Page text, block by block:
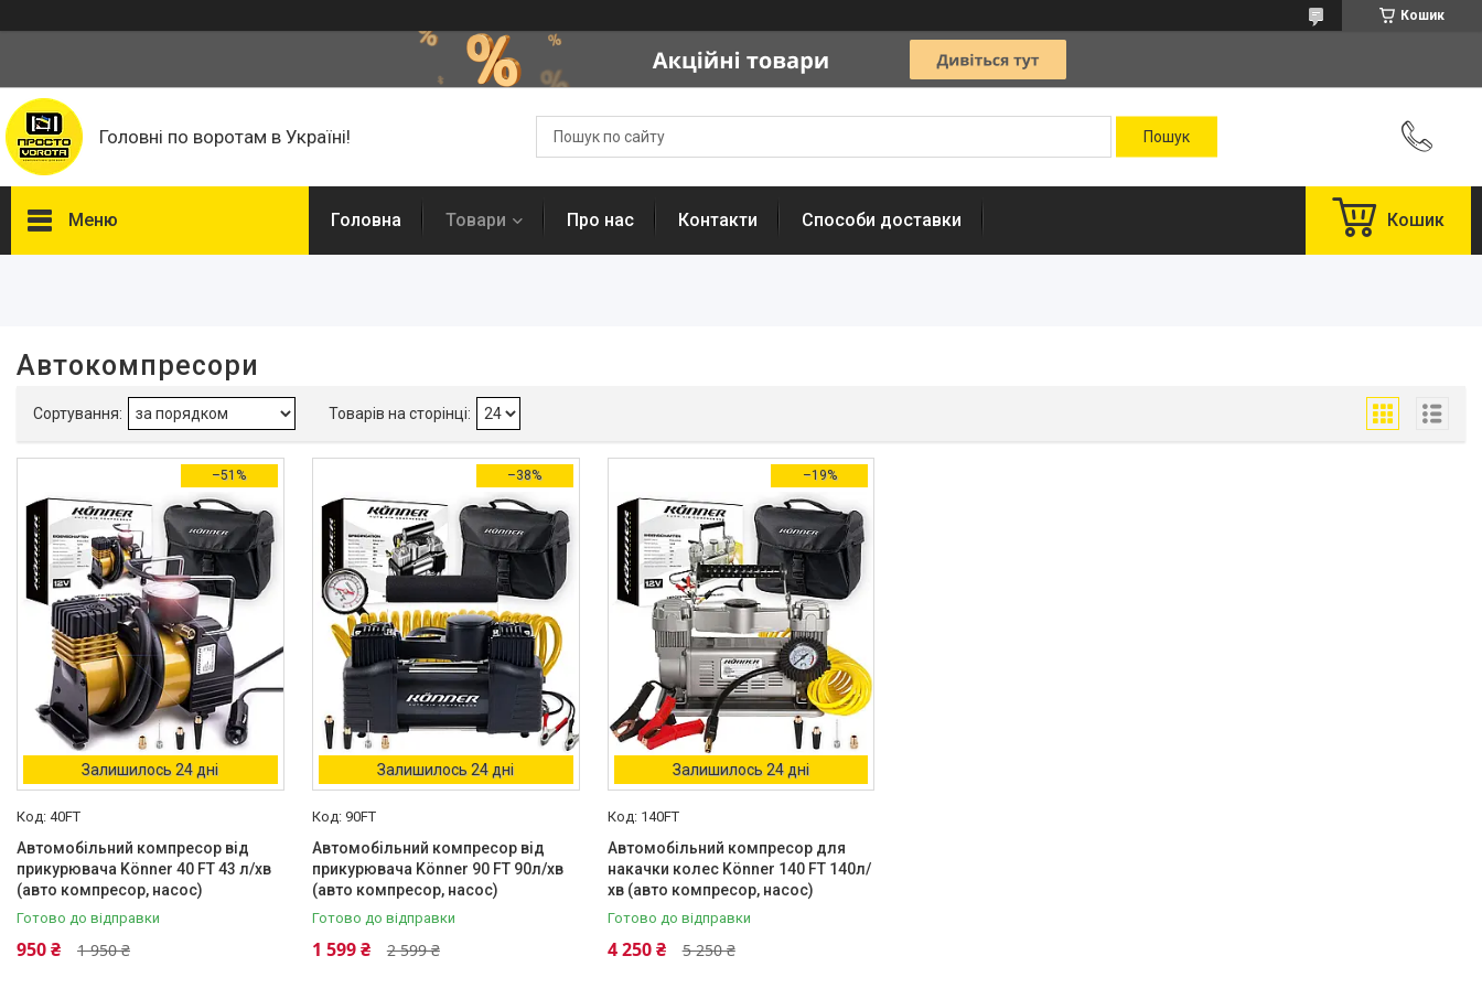
Кошик
Головні по воротам в Україні!
Меню
В наявності 3
Акція
Товари зі знижками 3
Головна
Автоматика для воріт
Фурнітура для відкатних
воріт
Фільонка
Фарба Hammerite, Грунти та
розчинники
Замки для воріт і хвірток
Про нас
Відгуки
Головна Товари Про нас Контакти Способи доставки Кошик
Автокомпресори
–51%
Залишилось 24 дні
40FT
Автомобільний компресор від
прикурювача Könner 40 FT 43 л/хв
(авто компресор, насос)
Готово до відправки
1 950 ₴
950 ₴
–38%
Залишилось 24 дні
90FT
Автомобільний компресор від
прикурювача Könner 90 FT 90л/хв
(авто компресор, насос)
Готово до відправки
2 599 ₴
1 599 ₴
–19%
Залишилось 24 дні
140FT
Автомобільний компресор для
накачки колес Könner 140 FT 140л/
хв (авто компресор, насос)
Готово до відправки
5 250 ₴
4 250 ₴